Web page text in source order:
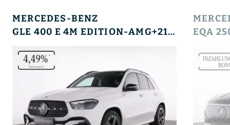
MERCEDES-BENZ
GLE 400 E 4M EDITION-AMG+21+HUD+PANO+AHK+SOUND+